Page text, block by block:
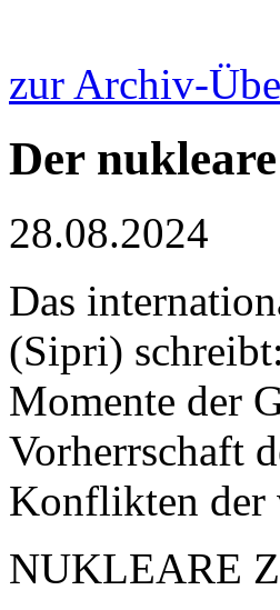
zur Archiv-
Der
28.08.2024
Das
(Sipri)
Momente der
Vorherrschaft
Konflikten der
NUKLEARE